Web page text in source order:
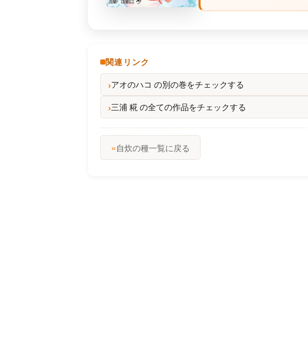
関連リンク
アオのハコ の別の巻をチェックする
三浦 糀 の全ての作品をチェックする
«自炊の種一覧に戻る